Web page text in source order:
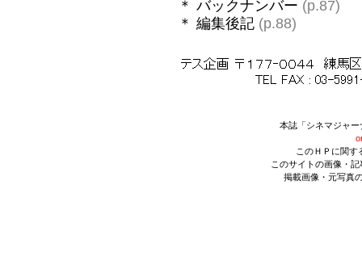
＊ バックナンバー (p.87)
＊ 編集後記 (p.88)
本誌「シネマジャ
このＨＰに関
このサイトの画像・
掲載画像・元写真